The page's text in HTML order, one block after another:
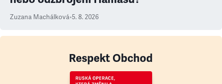
Zuzana Machálková•5. 8. 2026
Respekt Obchod